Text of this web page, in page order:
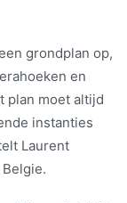
grondplan op,
en
plan moet altijd
instanties
Laurent